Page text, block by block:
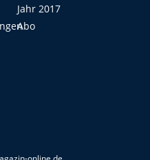
Jahr 2017
Abo